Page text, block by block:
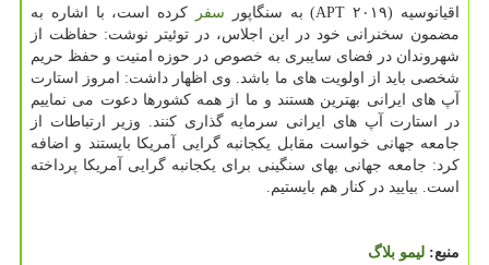
اقیانوسیه (۲۰۱۹ APT) به سنگاپور
سفر
كرده است، با اشاره به
مضمون سخنرانی خود در این اجلاس، در توئیتر نوشت: حفاظت از
شهروندان در فضای سایبری به خصوص در حوزه امنیت و حفظ حریم
شخصی باید از اولویت های ما باشد. وی اظهار داشت: امروز استارت
آپ های ایرانی بهترین هستند و ما از همه كشورها دعوت می نماییم
در استارت آپ های ایرانی سرمایه گذاری كنند. وزیر ارتباطات از
جامعه جهانی خواست مقابل یكجانبه گرایی آمریكا بایستند و اضافه
كرد: جامعه جهانی بهای سنگینی برای یكجانبه گرایی آمریكا پرداخته
است. بیایید در كنار هم بایستیم.
منبع: لیمو بلاگ